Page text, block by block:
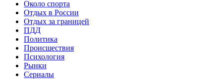
Около спорта
Отдых в России
Отдых за границей
ПДД
Политика
Происшествия
Психология
Рынки
Сериалы